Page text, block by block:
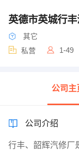
英德市英城行
其它
私营
1-49
公司主
公司介绍
行丰、韶辉汽修厂